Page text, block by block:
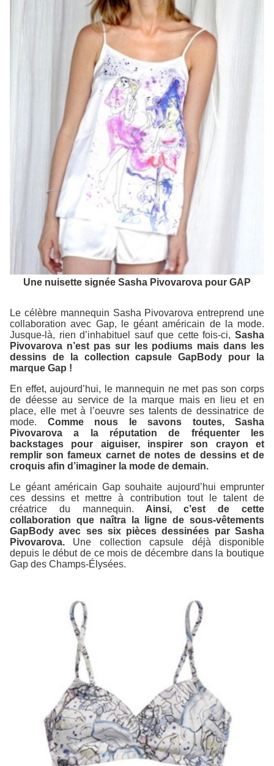
Une nuisette signée Sasha Pivovarova pour GAP
Le célèbre mannequin Sasha Pivovarova entreprend une
collaboration avec Gap, le géant américain de la mode.
Jusque-là, rien d’inhabituel sauf que cette fois-ci, Sasha
Pivovarova n’est pas sur les podiums mais dans les
dessins de la collection capsule GapBody pour la
marque Gap !
En effet, aujourd’hui, le mannequin ne met pas son corps
de déesse au service de la marque mais en lieu et en
place, elle met à l’oeuvre ses talents de dessinatrice de
mode. Comme nous le savons toutes, Sasha
Pivovarova a la réputation de fréquenter les
backstages pour aiguiser, inspirer son crayon et
remplir son fameux carnet de notes de dessins et de
croquis afin d’imaginer la mode de demain.
Le géant américain Gap souhaite aujourd’hui emprunter
ces dessins et mettre à contribution tout le talent de
créatrice du mannequin. Ainsi, c’est de cette
collaboration que naîtra la ligne de sous-vêtements
GapBody avec ses six pièces dessinées par Sasha
Pivovarova. Une collection capsule déjà disponible
depuis le début de ce mois de décembre dans la boutique
Gap des Champs-Élysées.